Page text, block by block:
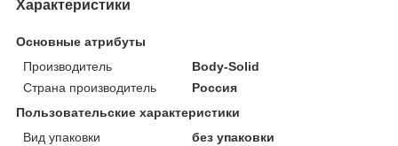
Характеристики
Основные атрибуты
Производитель
Body-Solid
Страна производитель
Россия
Пользовательские характеристики
Вид упаковки
без упаковки